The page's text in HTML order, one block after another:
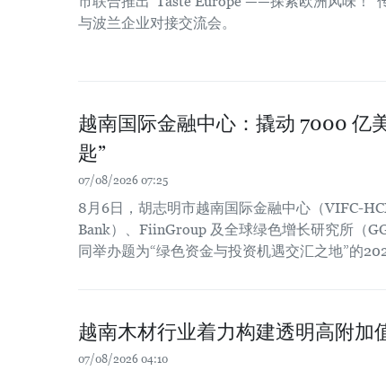
与波兰企业对接交流会。
越南国际金融中心：撬动 7000 亿
匙”
07/08/2026 07:25
8月6日，胡志明市越南国际金融中心（VIFC-
Bank）、FiinGroup 及全球绿色增长研究所（
同举办题为“绿色资金与投资机遇交汇之地”的
越南木材行业着力构建透明高附加
07/08/2026 04:10